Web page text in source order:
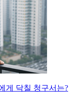
게 닥칠 청구서는?